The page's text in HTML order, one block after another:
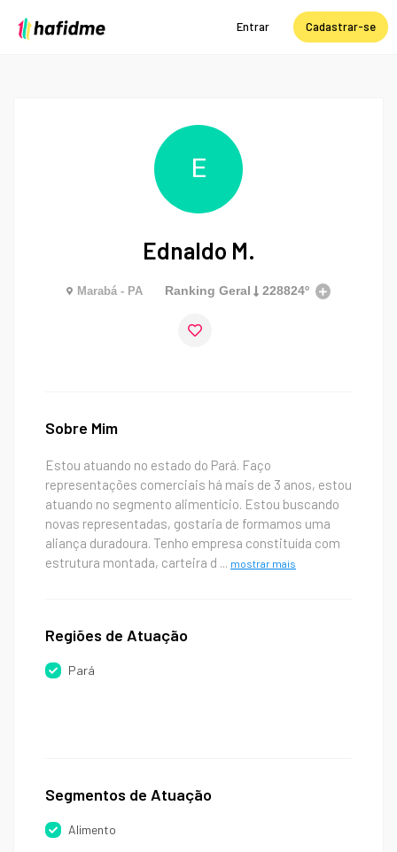
Entrar Cadastrar-se
E
Ednaldo M.
Marabá - PA Ranking Geral 228824º
Sobre Mim
Estou atuando no estado do Pará. Faço
representações comerciais há mais de 3 anos, estou
atuando no segmento alimentício. Estou buscando
novas representadas, gostaria de formamos uma
aliança duradoura. Tenho empresa constituída com
estrutura montada, carteira d ... mostrar mais
Regiões de Atuação
Pará
Segmentos de Atuação
Alimento